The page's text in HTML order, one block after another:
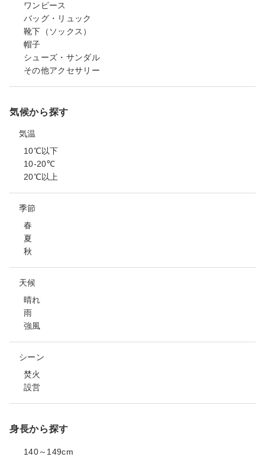
ワンピース
バッグ・リュック
靴下（ソックス）
帽子
シューズ・サンダル
その他アクセサリー
気候から探す
気温
10℃以下
10-20℃
20℃以上
季節
春
夏
秋
天候
晴れ
雨
強風
シーン
焚火
設営
身長から探す
140～149cm